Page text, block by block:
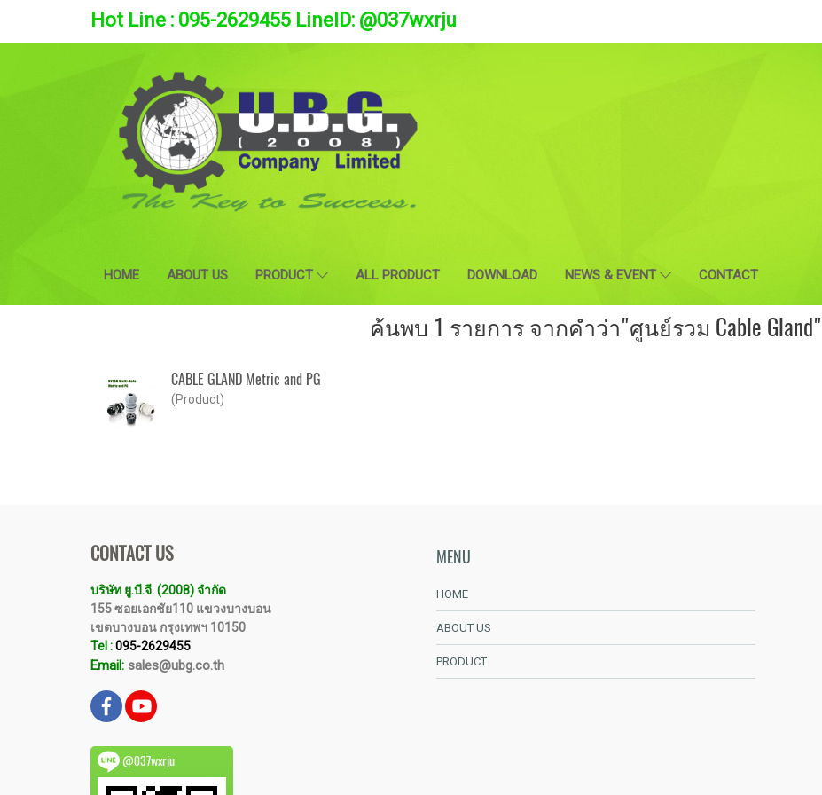
Hot Line : 095-2629455 LineID: @037wxrju
HOME ABOUT US PRODUCT ALL PRODUCT DOWNLOAD NEWS & EVENT CONTACT
ค้นพบ 1 รายการ จากคำว่า"ศูนย์รวม Cable Gland"
CABLE GLAND Metric and PG
(Product)
CONTACT US
บริษัท ยู.บี.จี. (2008) จำกัด
155 ซอยเอกชัย110 แขวงบางบอน
เขตบางบอน กรุงเทพฯ 10150
Tel :095-2629455
Email: sales@ubg.co.th
@037wxrju
MENU
HOME
ABOUT US
PRODUCT